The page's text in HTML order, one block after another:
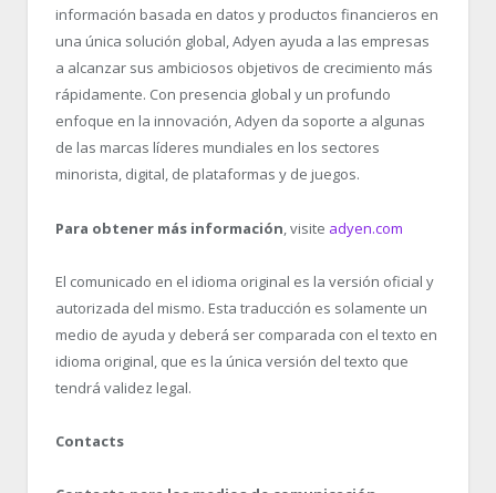
información basada en datos y productos financieros en
una única solución global, Adyen ayuda a las empresas
a alcanzar sus ambiciosos objetivos de crecimiento más
rápidamente. Con presencia global y un profundo
enfoque en la innovación, Adyen da soporte a algunas
de las marcas líderes mundiales en los sectores
minorista, digital, de plataformas y de juegos.
Para obtener más información , visite adyen.com
El comunicado en el idioma original es la versión oficial y
autorizada del mismo. Esta traducción es solamente un
medio de ayuda y deberá ser comparada con el texto en
idioma original, que es la única versión del texto que
tendrá validez legal.
Contacts